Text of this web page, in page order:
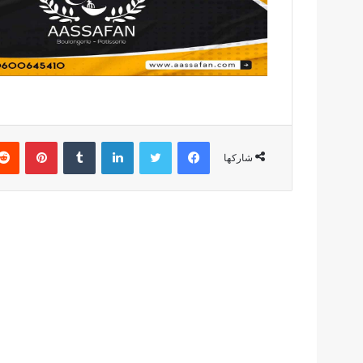
شاركها
فيسبوك تويتر لينكدإن